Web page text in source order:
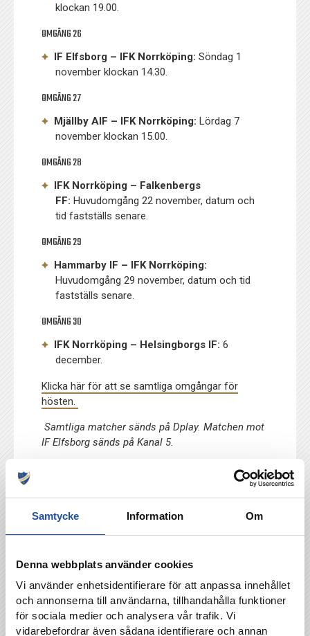
Samtycke Information Om
Denna webbplats använder cookies
Vi använder enhetsidentifierare för att anpassa innehållet
och annonserna till användarna, tillhandahålla funktioner
för sociala medier och analysera vår trafik. Vi
vidarebefordrar även sådana identifierare och annan
klockan 19.00.
OMGÅNG 26
IF Elfsborg – IFK Norrköping: Söndag 1
november klockan 14.30.
OMGÅNG 27
Mjällby AIF – IFK Norrköping: Lördag 7
november klockan 15.00.
OMGÅNG 28
IFK Norrköping – Falkenbergs
FF:Huvudomgång 22 november, datum och
tid fastställs senare.
OMGÅNG 29
Hammarby IF – IFK Norrköping:
Huvudomgång 29 november, datum och tid
fastställs senare.
OMGÅNG 30
IFK Norrköping – Helsingborgs IF:6
december.
Klicka här för att se samtliga omgångar för
hösten.
Samtliga matcher sänds på Dplay. Matchen mot
IF Elfsborg sänds på Kanal 5.
TILLBAKA